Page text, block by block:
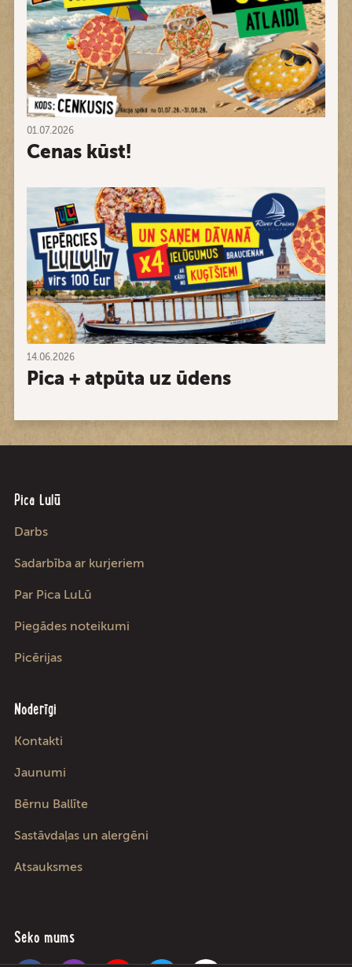
01.07.2026
Cenas kūst!
14.06.2026
Pica + atpūta uz ūdens
Pica Lulū
Darbs
Sadarbība ar kurjeriem
Par Pica LuLū
Piegādes noteikumi
Picērijas
Noderīgi
Kontakti
Jaunumi
Bērnu Ballīte
Sastāvdaļas un alergēni
Atsauksmes
Seko mums